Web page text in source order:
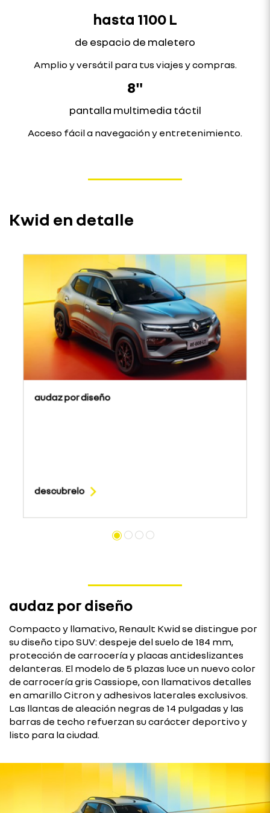
hasta 1100 L
de espacio de maletero
Amplio y versátil para tus viajes y compras.
8"
pantalla multimedia táctil
Acceso fácil a navegación y entretenimiento.
Kwid en detalle
audaz por diseño
descubrelo
audaz por diseño
Compacto y llamativo, Renault Kwid se distingue por
su diseño tipo SUV: despeje del suelo de 184 mm,
protección de carrocería y placas antideslizantes
delanteras. El modelo de 5 plazas luce un nuevo color
de carrocería gris Cassiope, con llamativos detalles
en amarillo Citron y adhesivos laterales exclusivos.
Las llantas de aleación negras de 14 pulgadas y las
barras de techo refuerzan su carácter deportivo y
listo para la ciudad.